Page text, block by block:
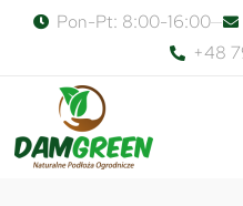
Pon-Pt: 8:00-16:00
+48